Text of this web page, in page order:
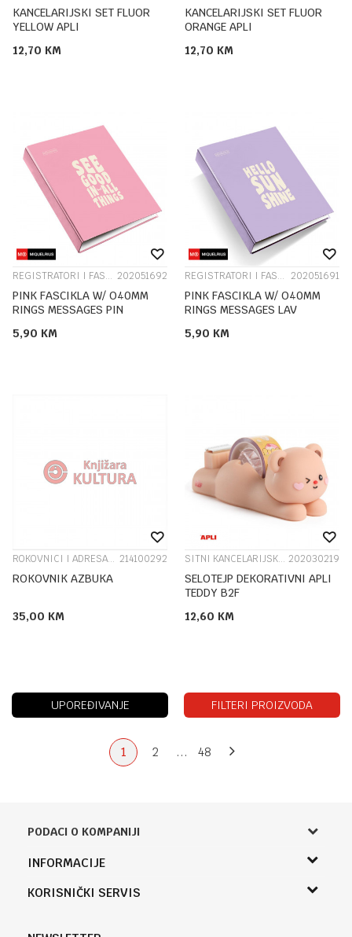
KANCELARIJSKI SET FLUOR
YELLOW APLI
12,70 KM
KANCELARIJSKI SET FLUOR
ORANGE APLI
12,70 KM
REGISTRATORI I FASCIKLE 202051692
PINK FASCIKLA W/ O40MM
RINGS MESSAGES PIN
5,90 KM
REGISTRATORI I FASCIKLE 202051691
PINK FASCIKLA W/ O40MM
RINGS MESSAGES LAV
5,90 KM
ROKOVNICI I ADRESARI 214100292
ROKOVNIK AZBUKA
35,00 KM
SITNI KANCELARIJSKI PRIBOR 202030219
SELOTEJP DEKORATIVNI APLI
TEDDY B2F
12,60 KM
UPOREĐIVANJE FILTERI PROIZVODA
1 2 ... 48
PODACI O KOMPANIJI
Knjižara Kultura
Knjaza Miloša 3A
INFORMACIJE
O nama
KORISNIČKI SERVIS